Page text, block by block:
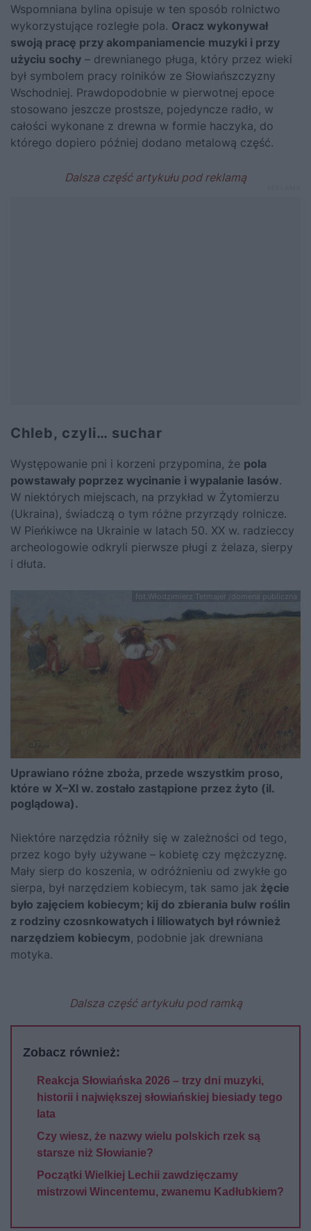
Wspomniana bylina opisuje w ten sposób rolnictwo
wykorzystujące rozległe pola. Oracz wykonywał
swoją pracę przy akompaniamencie muzyki i przy
użyciu sochy – drewnianego pługa, który przez wieki
był symbolem pracy rolników ze Słowiańszczyzny
Wschodniej. Prawdopodobnie w pierwotnej epoce
stosowano jeszcze prostsze, pojedyncze radło, w
całości wykonane z drewna w formie haczyka, do
którego dopiero później dodano metalową część.
Chleb, czyli… suchar
Występowanie pni i korzeni przypomina, że pola
powstawały poprzez wycinanie i wypalanie lasów.
W niektórych miejscach, na przykład w Żytomierzu
(Ukraina), świadczą o tym różne przyrządy rolnicze.
W Pieńkiwce na Ukrainie w latach 50. XX w. radzieccy
archeologowie odkryli pierwsze pługi z żelaza, sierpy
i dłuta.
fot.Włodzimierz Tetmajer /domena publiczna
Uprawiano różne zboża, przede wszystkim proso,
które w X–XI w. zostało zastąpione przez żyto (il.
poglądowa).
Niektóre narzędzia różniły się w zależności od tego,
przez kogo były używane – kobietę czy mężczyznę.
Mały sierp do koszenia, w odróżnieniu od zwykłe go
sierpa, był narzędziem kobiecym, tak samo jak żęcie
było zajęciem kobiecym; kij do zbierania bulw roślin
z rodziny czosnkowatych i liliowatych był również
narzędziem kobiecym, podobnie jak drewniana
motyka.
Dalsza część artykułu pod ramką
Zobacz również:
Reakcja Słowiańska 2026 – trzy dni muzyki,
historii i największej słowiańskiej biesiady tego
lata
Czy wiesz, że nazwy wielu polskich rzek są
starsze niż Słowianie?
Początki Wielkiej Lechii zawdzięczamy
mistrzowi Wincentemu, zwanemu Kadłubkiem?